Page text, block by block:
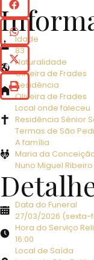
Idade
83
Naturalidade
Oliveira de Frades
Residência
Oliveira de Frades
Local onde faleceu
Residência Sénior
Termas de São
A família
Maria da
Nuno Miguel
Data do Funeral
27/03/2026 (sexta-
Hora do Serviço
16:00
Local de Saída